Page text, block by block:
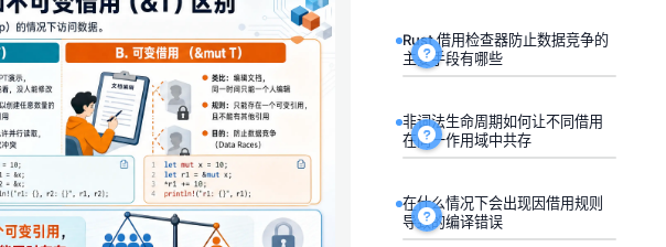
Rust 借用检查器防止数据竞争的
主要手段有哪些
非词法生命周期如何让不同借用
在同一作用域中共存
在什么情况下会出现因借用规则
导致的编译错误